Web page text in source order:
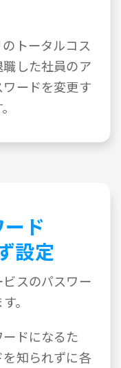
トータルコス
した社員のア
ードを変更す
ド
設定
スのパスワー
。
ドになるた
知られずに各